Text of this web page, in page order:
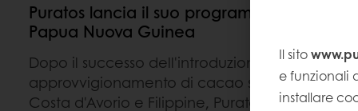
Puratos lancia il suo programma di
Papua Nuova Guinea
Dopo il successo dell'introduzione del
approvvigionamento di cacao sostenibile
Costa d'Avorio e Filippine, Puratos estende il
Il sito
e funzionali
installare